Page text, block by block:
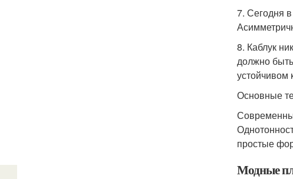
7. Сегодня
8. Каблук
должно
устойчивом
Основные
простые
Модные